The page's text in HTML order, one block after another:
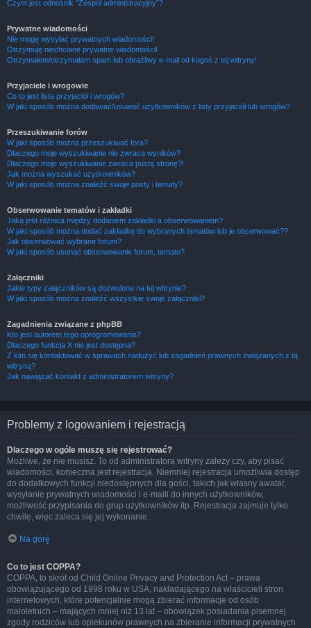
Czym jest odnośnik “Zespół administracyjny”?
Prywatne wiadomości
Nie mogę wysyłać prywatnych wiadomości!
Otrzymuję niechciane prywatne wiadomości!
Otrzymałem/otrzymałam spam lub obraźliwy e-mail od kogoś z tej witryny!
Przyjaciele i wrogowie
Co to jest lista przyjaciół i wrogów?
W jaki sposób można dodawać/usuwać użytkowników z listy przyjaciół lub wrogów?
Przeszukiwanie forów
W jaki sposób można przeszukiwać fora?
Dlaczego moje wyszukiwanie nie zwraca wyników?
Dlaczego moje wyszukiwanie zwraca pustą stronę?!
Jak można wyszukać użytkowników?
W jaki sposób można znaleźć swoje posty i tematy?
Obserwowanie tematów i zakładki
Jaka jest różnica między dodaniem zakładki a obserwowaniem?
W jaki sposób można dodać zakładkę do wybranych tematów lub je obserwować??
Jak obserwować wybrane forum?
W jaki sposób usunąć obserwowanie forum, tematu?
Załączniki
Jakie typy załączników są dozwolone na tej witrynie?
W jaki sposób można znaleźć wszystkie swoje załączniki?
Zagadnienia związane z phpBB
Kto jest autorem tego oprogramowania?
Dlaczego funkcja X nie jest dostępna?
Z kim się kontaktować w sprawach nadużyć lub zagadnień prawnych związanych z tą
witryną?
Jak nawiązać kontakt z administratorem witryny?
Problemy z logowaniem i rejestracją
Dlaczego w ogóle muszę się rejestrować?
Możliwe, że nie musisz. To od administratora witryny zależy czy, aby pisać
wiadomości, konieczna jest rejestracja. Niemniej rejestracja umożliwia dostęp
do dodatkowych funkcji niedostępnych dla gości, takich jak własny awatar,
wysyłanie prywatnych wiadomości i e-maili do innych użytkowników,
możliwość przypisania do grup użytkowników itp. Rejestracja zajmuje tylko
chwilę, więc zaleca się jej wykonanie.
Na górę
Co to jest COPPA?
COPPA, to skrót od Child Online Privacy and Protection Act – prawa
obowiązującego od 1998 roku w USA, nakładającego na właścicieli stron
internetowych, które potencjalnie mogą zbierać informacje od osób
małoletnich – mających mniej niż 13 lat – obowiązek posiadania pisemnej
zgody rodziców lub opiekunów prawnych na zbieranie informacji prywatnych